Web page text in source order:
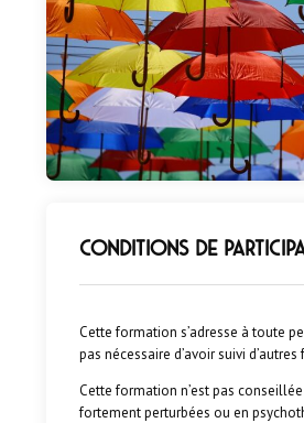
Conditions de
Cette formation s’adresse à toute
pas nécessaire d’avoir suivi d’autres
Cette formation n’est pas
fortement perturbées ou en